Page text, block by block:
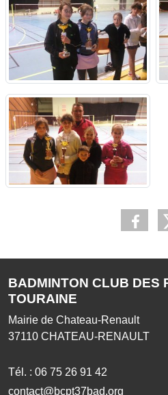
BADMINTON CLUB DES
TOURAINE
Mairie de Chateau-Renault
37110 CHATEAU-RENAULT
Tél. : 06 75 26 91 42
contact@bcpt37bad.org